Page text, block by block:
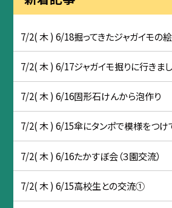
7/2( 木 ) 6/18掘ってきたジャガイモの
7/2( 木 ) 6/17ジャガイモ掘りに行きま
7/2( 木 ) 6/16固形石けんから泡作り
7/2( 木 ) 6/15傘にタンポで模様をつけ
7/2( 木 ) 6/16たかすぼ会（３園交流）
7/2( 木 ) 6/15高校生との交流①